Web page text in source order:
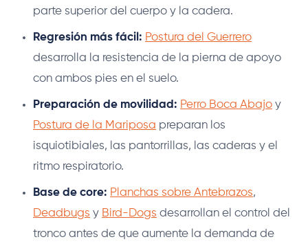
parte superior del cuerpo y la cadera.
Regresión más fácil: Postura del Guerrero
desarrolla la resistencia de la pierna de apoyo
con ambos pies en el suelo.
Preparación de movilidad: Perro Boca Abajo y
Postura de la Mariposa preparan los
isquiotibiales, las pantorrillas, las caderas y el
ritmo respiratorio.
Base de core: Planchas sobre Antebrazos,
Deadbugs y Bird-Dogs desarrollan el control del
tronco antes de que aumente la demanda de